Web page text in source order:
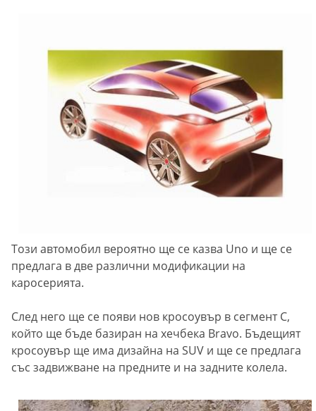
Този автомобил вероятно ще се казва Uno и ще се
предлага в две различни модификации на
каросерията.
След него ще се появи нов кросоувър в сегмент С,
който ще бъде базиран на хечбека Bravo. Бъдещият
кросоувър ще има дизайна на SUV и ще се предлага
със задвижване на предните и на задните колела.